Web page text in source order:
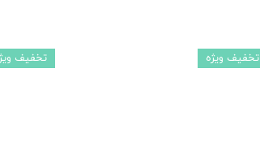
تخفیف ویژه تخفیف